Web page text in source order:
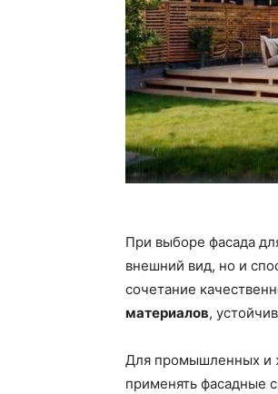
При выборе фасада
внешний вид, но и
сочетание
материалов,
Для промышленных и
применять фасадные